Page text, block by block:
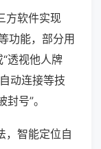
方软件实现
功能，部分用
透视他人牌
动连接等技
号”。
，智能定位自